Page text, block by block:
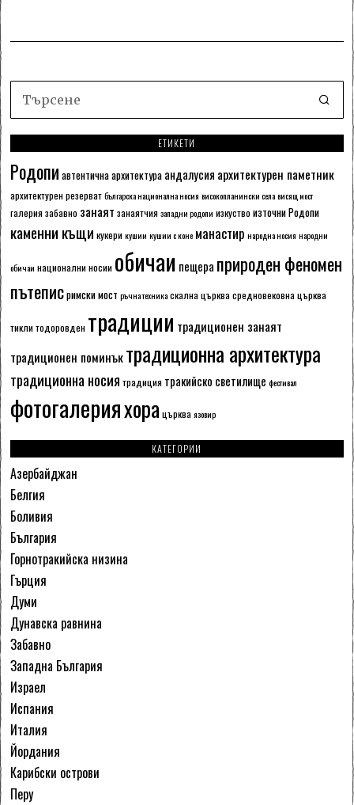
ЕТИКЕТИ
Родопи автентична архитектура андалусия архитектурен паметник
архитектурен резерват българска национална носия високопланински села висящ мост
галерия забавно занаят занаятчия западни родопи изкуство източни Родопи
каменни къщи кукери кушии кушии с коне манастир народна носия народни
обичаи национални носии обичаи пещера природен феномен
пътеписримски мост ръчна техника скална църквасредновековна църква
тикли тодоровден традиции традиционен занаят
традиционен поминъктрадиционна архитектура
традиционна носия традиция тракийско светилище фестивал
фотогалерияхорацърква язовир
КАТЕГОРИИ
Азербайджан
Белгия
Боливия
България
Горнотракийска низина
Гърция
Думи
Дунавска равнина
Забавно
Западна България
Израел
Испания
Италия
Йордания
Карибски острови
Перу